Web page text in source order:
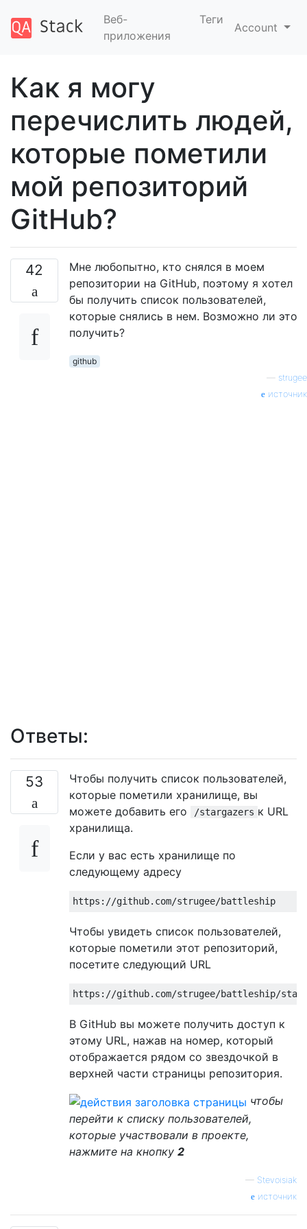
Веб-
приложения
Теги
Account
Как я могу
перечислить людей,
которые пометили
мой репозиторий
GitHub?
42
Мне любопытно, кто снялся в моем
репозитории на GitHub, поэтому я хотел
бы получить список пользователей,
которые снялись в нем. Возможно ли это
получить?
github
strugee
источник
Ответы:
53
Чтобы получить список пользователей,
которые пометили хранилище, вы
можете добавить его
/stargazers к URL
хранилища.
Если у вас есть хранилище по
следующему адресу
Чтобы увидеть список пользователей,
которые пометили этот репозиторий,
посетите следующий URL
В GitHub вы можете получить доступ к
этому URL, нажав на номер, который
отображается рядом со звездочкой в ​​
верхней части страницы репозитория.
чтобы
перейти к списку пользователей,
которые участвовали в проекте,
нажмите на кнопку 2
— Stevoisiak
источник